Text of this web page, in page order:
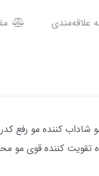
کننده مو رفع
تقویت کننده قوی مو